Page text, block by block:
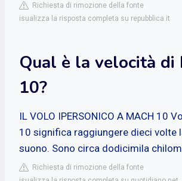
Richiesta di rimozione della fonte
isualizza la risposta completa su repubblica.it
Qual è la velocità di
10?
IL VOLO IPERSONICO A MACH 10
10 significa raggiungere dieci volte
suono. Sono circa dodicimila
Richiesta di rimozione della fonte